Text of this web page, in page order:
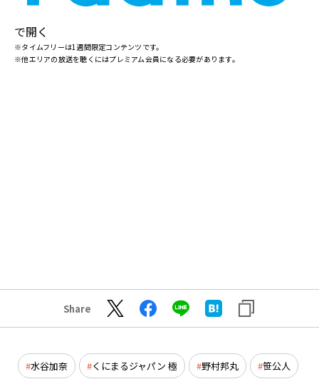
で開く
※タイムフリーは1週間限定コンテンツです。
※他エリアの放送を聴くにはプレミアム会員になる必要があります。
Share
水谷加奈 くにまるジャパン 極 野村邦丸 笹公人